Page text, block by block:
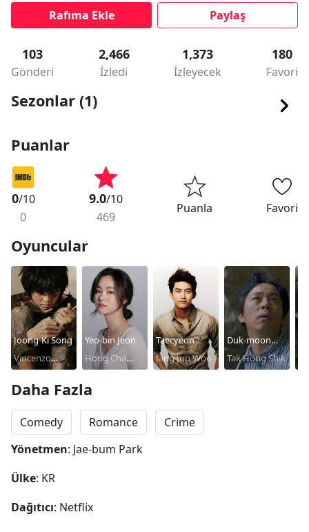
Rafıma Ekle Paylaş
103
Gönderi
2,466
İzledi
1,373
İzleyecek
180
Favori
Sezonlar (1)
Puanlar
0/10
0
9.0/10
469
Puanla Favori
Oyuncular
Joong-Ki Song
Vincenzo
Yeo-bin Jeon
Hong Cha
Taecyeon
Jang Jun Woo
Duk-moon
Choi
Tak Hong Shik
Daha Fazla
Comedy Romance
Crime
Yönetmen: Jae-bum Park
Ülke: KR
Dağıtıcı: Netflix